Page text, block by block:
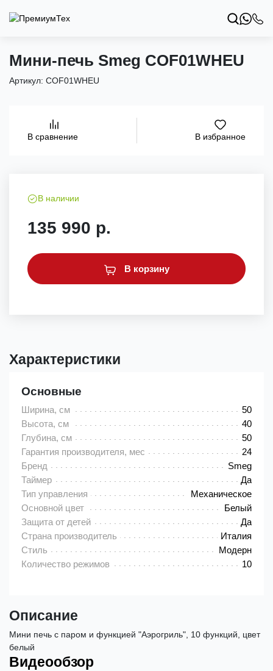
Мини-печь Smeg COF01WHEU
Артикул: COF01WHEU
В сравнение В избранное
В наличии
135 990 р.
В корзину
Характеристики
Основные
Ширина, см
50
Высота, см
40
Глубина, см
50
Гарантия производителя, мес
24
Бренд
Smeg
Таймер
Да
Тип управления
Механическое
Основной цвет
Белый
Защита от детей
Да
Страна производитель
Италия
Стиль
Модерн
Количество режимов
10
Описание
Мини печь с паром и функцией "Аэрогриль", 10 функций, цвет
белый
Видеообзор